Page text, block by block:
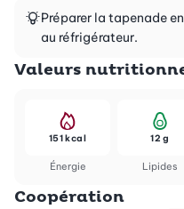
Préparer la tapenade
au réfrigérateur.
Valeurs
Énergie
151 kcal
Lipides
12 g
Coopération